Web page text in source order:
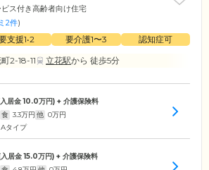
ス付き高齢者向け住宅
2件)
支援1•2 要介護1〜3
認知症可
2-18-11
立花駅から 徒歩5分
居金10.0万円) + 介護保険料
食 3.3万円 他 0万円
タイプ
居金15.0万円) + 介護保険料